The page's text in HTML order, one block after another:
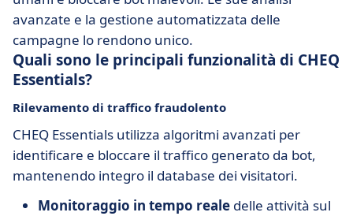
avanzate e la gestione automatizzata delle
campagne lo rendono unico.
Quali sono le principali funzionalità di CHEQ
Essentials?
Rilevamento di traffico fraudolento
CHEQ Essentials utilizza algoritmi avanzati per
identificare e bloccare il traffico generato da bot,
mantenendo integro il database dei visitatori.
Monitoraggio in tempo reale delle attività sul